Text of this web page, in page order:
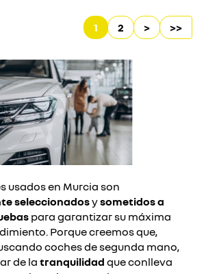
1 2 > >>
usados en Murcia son
seleccionadosysometidos a
para garantizar su máxima
Porque creemos que,
coches de segunda mano,
de la tranquilidad que conlleva